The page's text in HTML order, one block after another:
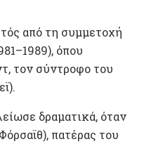
από τη συμμετοχή
όπου
τον σύντροφο του
δραματικά, όταν
πατέρας του